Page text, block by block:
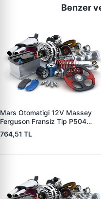
Benzer
Mars Otomatigi 12V Massey
Ferguson Fransiz Tip P504
P505 Xxx | ZM 0560
764,51 TL